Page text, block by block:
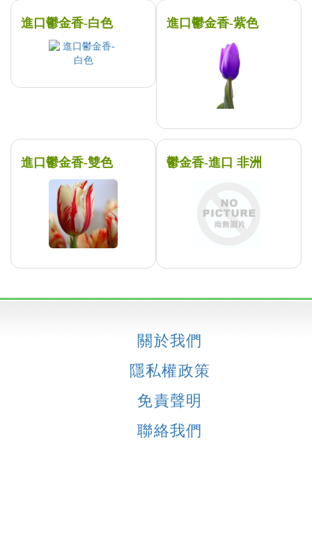
進口鬱金香-白色 進口鬱金香-紫色
進口鬱金香-雙色 鬱金香-進口 非洲
關於我們
隱私權政策
免責聲明
聯絡我們